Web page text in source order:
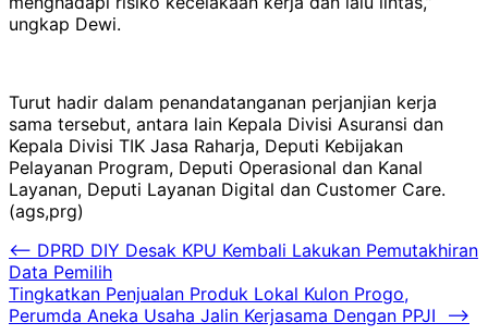
ungkap Dewi.
Turut hadir dalam penandatanganan perjanjian kerja
sama tersebut, antara lain Kepala Divisi Asuransi dan
Kepala Divisi TIK Jasa Raharja, Deputi Kebijakan
Pelayanan Program, Deputi Operasional dan Kanal
Layanan, Deputi Layanan Digital dan Customer Care.
(ags,prg)
Navigasi
pos
⟵ DPRD DIY Desak KPU Kembali Lakukan Pemutakhiran
Data Pemilih
Tingkatkan Penjualan Produk Lokal Kulon Progo,
Perumda Aneka Usaha Jalin Kerjasama Dengan PPJI
⟶